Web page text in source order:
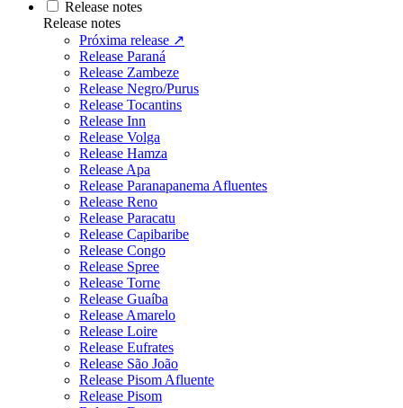
Release notes
Release notes
Próxima release ↗
Release Paraná
Release Zambeze
Release Negro/Purus
Release Tocantins
Release Inn
Release Volga
Release Hamza
Release Apa
Release Paranapanema Afluentes
Release Reno
Release Paracatu
Release Capibaribe
Release Congo
Release Spree
Release Torne
Release Guaíba
Release Amarelo
Release Loire
Release Eufrates
Release São João
Release Pisom Afluente
Release Pisom